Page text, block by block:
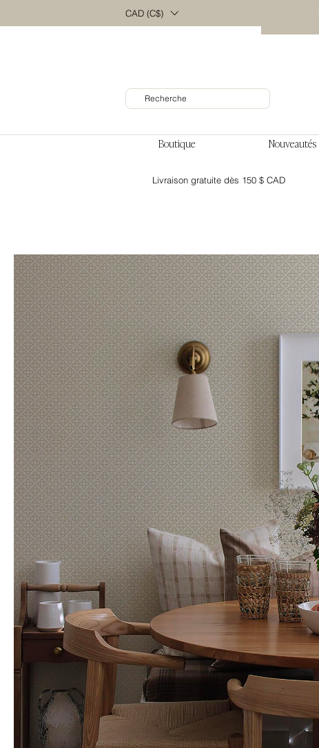
CAD (C$)
Boutique Nouveautés
Livraison gratuite dès 150 $ CAD